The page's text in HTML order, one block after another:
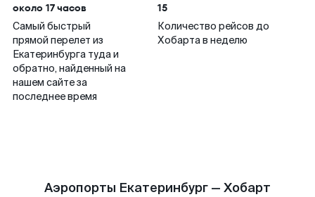
около 17 часов
Самый быстрый
прямой перелет из
Екатеринбурга туда и
обратно, найденный на
нашем сайте за
последнее время
15
Количество рейсов до
Хобарта в неделю
Аэропорты Екатеринбург — Хобарт